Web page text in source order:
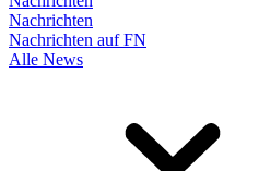
Nachrichten
Nachrichten auf FN
Alle News